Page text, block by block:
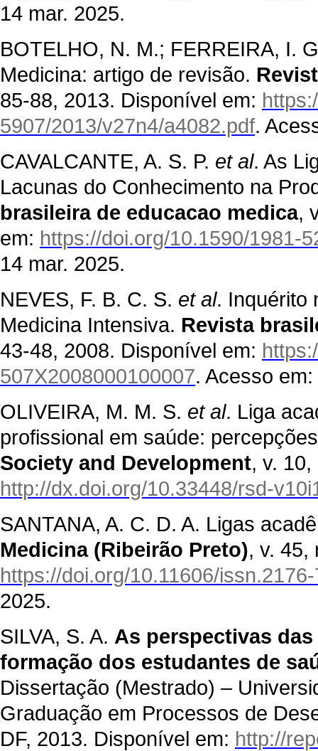
14 mar. 2025.
BOTELHO, N. M.; FERREIRA, I.
Medicina: artigo de revisão.
85-88, 2013. Disponível em:
5907/2013/v27n4/a4082.pdf.
CAVALCANTE, A. S. P. et al. As
Lacunas do Conhecimento na
brasileira de educacao medica,
em: https://doi.org/10.1590/1981-
14 mar. 2025.
NEVES, F. B. C. S. et al. Inquérito
Medicina Intensiva. Revista
43-48, 2008. Disponível em:
507X2008000100007. Acesso
OLIVEIRA, M. M. S. et al. Liga
profissional em saúde:
Society and Development, v.
http://dx.doi.org/10.33448/rsd-
SANTANA, A. C. D. A. Ligas
Medicina (Ribeirão Preto), v. 45,
https://doi.org/10.11606/
2025.
SILVA, S. A. As perspectivas
formação dos estudantes de
Dissertação (Mestrado) –
Graduação em Processos de
DF, 2013. Disponível em: http://